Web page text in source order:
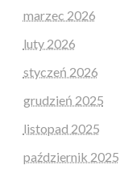
marzec 2026
luty 2026
styczeń 2026
grudzień 2025
listopad 2025
październik 2025